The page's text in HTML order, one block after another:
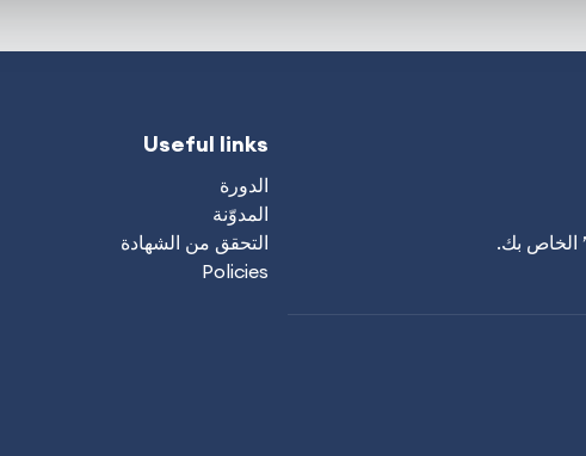
الخاص بك.
Useful links
الدورة
المدوّنة
التحقق من الشهادة
Policies